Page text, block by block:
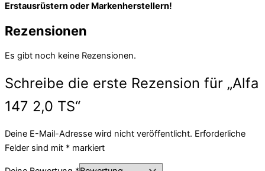
Erstausrüstern oder Markenherstellern!
Rezensionen
Es gibt noch keine Rezensionen.
Schreibe die erste Rezension für „Alfa
147 2,0 TS“
Deine E-Mail-Adresse wird nicht veröffentlicht. Erforderliche
Felder sind mit * markiert